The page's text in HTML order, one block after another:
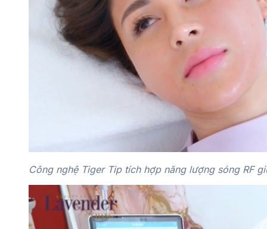
Công nghệ Tiger Tip tích hợp năng lượng sóng RF